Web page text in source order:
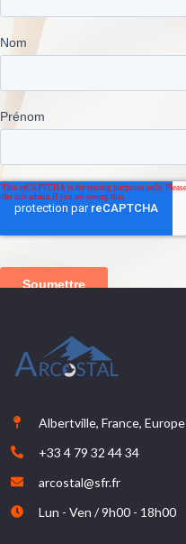
Albertville, France, Europe
+33 4 79 32 44 34
arcostal@sfr.fr
Lun - Ven / 9h00 - 18h00